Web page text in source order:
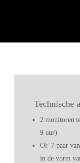
Technische
2 monitoren
9 uur)
OF 7 paar
in de vorm